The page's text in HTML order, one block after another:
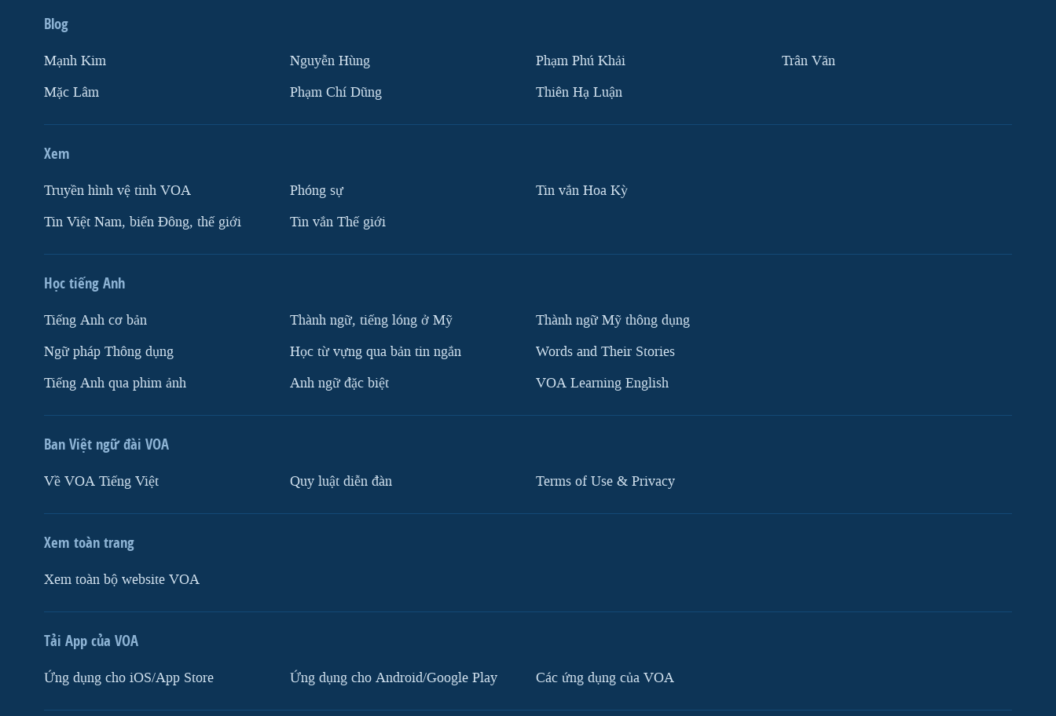
Blog
Mạnh Kim
Mặc Lâm
Nguyễn Hùng
Phạm Chí Dũng
Phạm Phú Khải
Thiên Hạ Luận
Trân Văn
Xem
Truyền hình vệ tinh VOA
Tin Việt Nam, biển Đông, thế giới
Phóng sự
Tin vắn Thế giới
Tin vắn Hoa Kỳ
Học tiếng Anh
Tiếng Anh cơ bản
Ngữ pháp Thông dụng
Tiếng Anh qua phim ảnh
Thành ngữ, tiếng lóng ở Mỹ
Học từ vựng qua bản tin ngắn
Anh ngữ đặc biệt
Thành ngữ Mỹ thông dụng
Words and Their Stories
VOA Learning English
Ban Việt ngữ đài VOA
Về VOA Tiếng Việt Quy luật diễn đàn Terms of Use & Privacy
Xem toàn trang
Xem toàn bộ website VOA
Tải App của VOA
Ứng dụng cho iOS/App Store Ứng dụng cho Android/Google Play Các ứng dụng của VOA